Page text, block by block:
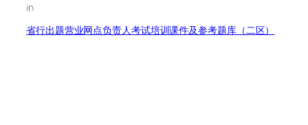
in
省行出题营业网点负责人考试培训课件及参考题库（二区）